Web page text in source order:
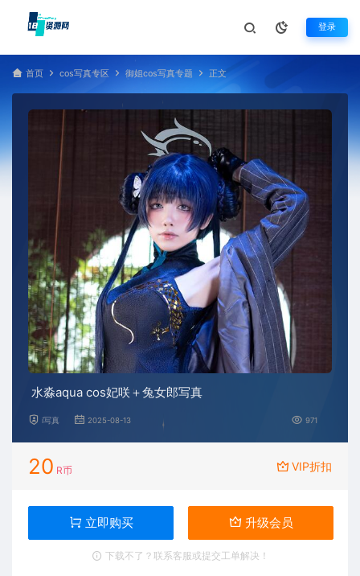
登录
首页 cos写真专区 御姐cos写真专题 正文
水淼aqua cos妃咲＋兔女郎写真
i写真 2025-08-13 971
20 R币 VIP折扣
立即购买 升级会员
下载不了？联系客服或提交工单解决！